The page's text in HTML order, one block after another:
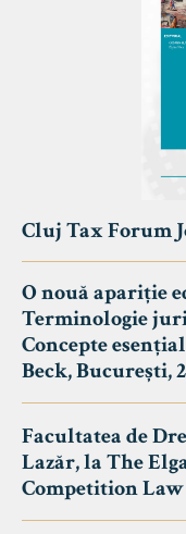
Cluj Tax Forum
O nouă apariție
Terminologie
Concepte
Beck, București,
Facultatea de
Lazăr, la The
Competition Law